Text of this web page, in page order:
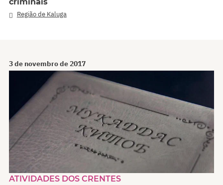
criminais
Região de Kaluga
3 de novembro de 2017
ATIVIDADES DOS CRENTES